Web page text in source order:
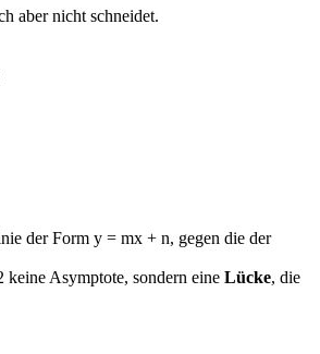
aber nicht schneidet.
der Form y = mx + n, gegen die der
Asymptote, sondern eine Lücke, die